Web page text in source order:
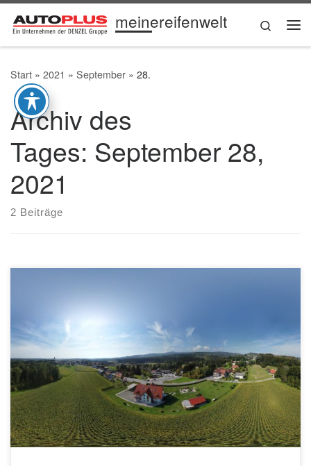
Zum Inhalt springen meinereifenwelt
Search
Start » 2021 » September » 28.
Archiv des
Tages: September 28,
2021
2 Beiträge
Das Video wird von YouTube abgespielt und erst beim Klick
auf das Videosymbol von dort geladen und abgespielt. Ab
dann gelten die Datenschutzerklärungen von Google. Das
Autohaus HECHER kümmert sich bereits seit 1972 um
sämtliche Anliegen, die mit Ihrer Mobilität zu tun haben. In
unserer modern ausgestatteten Werkstätte können
Reparatur- […]